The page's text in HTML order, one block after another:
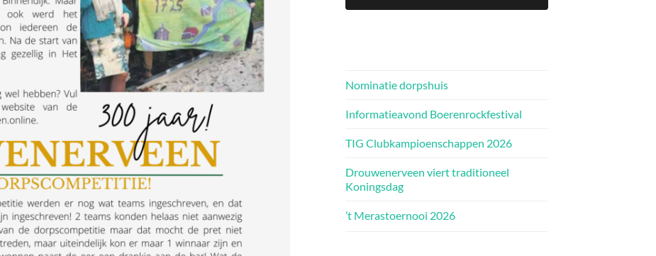
Nominatie dorpshuis
Informatieavond Boerenrockfestival
TIG Clubkampioenschappen 2026
Drouwenerveen viert traditioneel
Koningsdag
’t Merastoernooi 2026